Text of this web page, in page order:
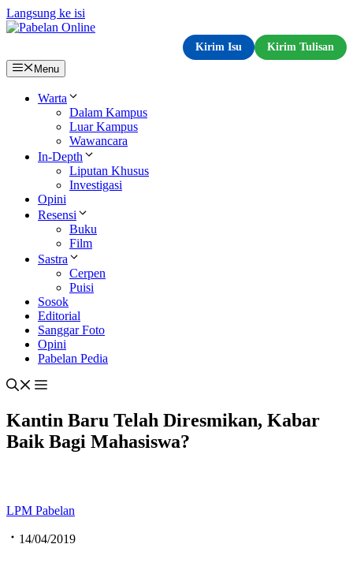
Langsung ke isi
Kirim Isu
Kirim Tulisan
Menu
Warta
Dalam Kampus
Luar Kampus
Wawancara
In-Depth
Liputan Khusus
Investigasi
Opini
Resensi
Buku
Film
Sastra
Cerpen
Puisi
Sosok
Editorial
Sanggar Foto
Opini
Pabelan Pedia
Kantin Baru Telah Diresmikan, Kabar
Baik Bagi Mahasiswa?
LPM Pabelan
14/04/2019